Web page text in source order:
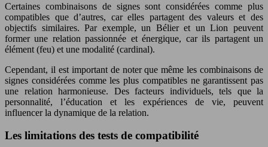
Certaines combinaisons de signes sont considérées comme plus
compatibles que d’autres, car elles partagent des valeurs et des
objectifs similaires. Par exemple, un Bélier et un Lion peuvent
former une relation passionnée et énergique, car ils partagent un
élément (feu) et une modalité (cardinal).
Cependant, il est important de noter que même les combinaisons de
signes considérées comme les plus compatibles ne garantissent pas
une relation harmonieuse. Des facteurs individuels, tels que la
personnalité, l’éducation et les expériences de vie, peuvent
influencer la dynamique de la relation.
Les limitations des tests de compatibilité